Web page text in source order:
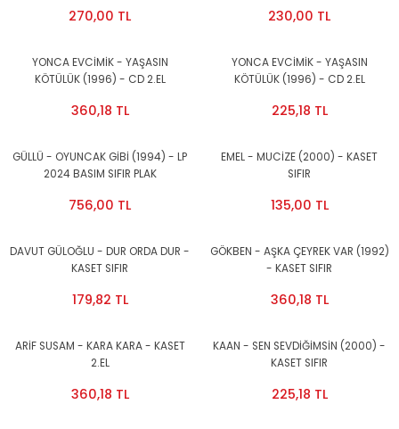
270,00 TL 230,00 TL
YONCA EVCİMİK - YAŞASIN
KÖTÜLÜK (1996) - CD 2.EL
360,18 TL
YONCA EVCİMİK - YAŞASIN
KÖTÜLÜK (1996) - CD 2.EL
225,18 TL
GÜLLÜ - OYUNCAK GİBİ (1994) - LP
2024 BASIM SIFIR PLAK
756,00 TL
EMEL - MUCİZE (2000) - KASET
SIFIR
135,00 TL
DAVUT GÜLOĞLU - DUR ORDA DUR -
KASET SIFIR
179,82 TL
GÖKBEN - AŞKA ÇEYREK VAR (1992)
- KASET SIFIR
360,18 TL
ARİF SUSAM - KARA KARA - KASET
2.EL
360,18 TL
KAAN - SEN SEVDİĞİMSİN (2000) -
KASET SIFIR
225,18 TL